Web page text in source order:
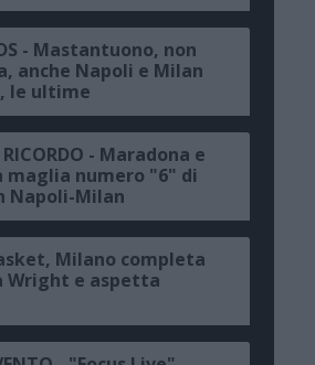
- Mastantuono, non
anche Napoli e Milan
le ultime
- Maradona e
numero "6" di
Napoli-Milan
Milano completa
Wright e aspetta